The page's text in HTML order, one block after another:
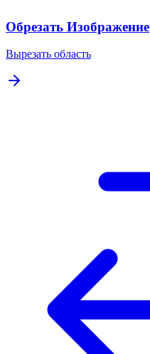
Обрезать Изображение
Вырезать область